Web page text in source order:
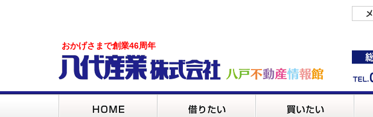
おかげさまで創業46周年